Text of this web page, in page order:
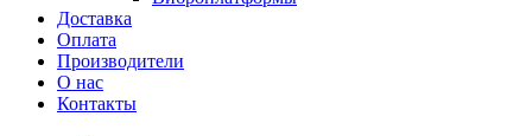
Доставка
Оплата
Производители
О нас
Контакты